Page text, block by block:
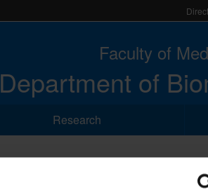
Faculty of
Department of
Research